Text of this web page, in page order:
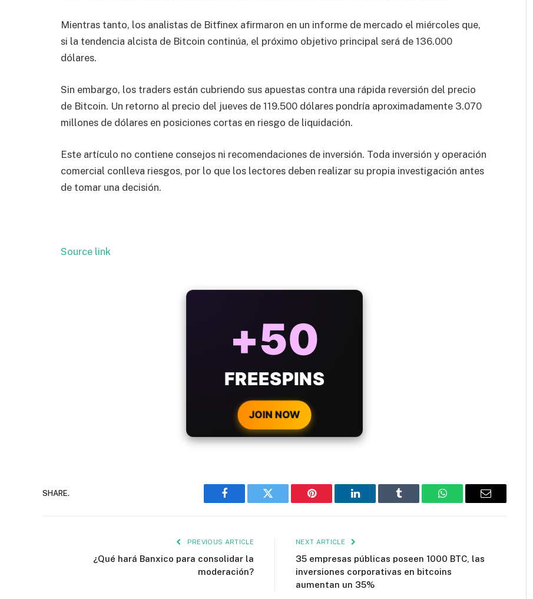
Mientras tanto, los analistas de Bitfinex afirmaron en un informe de mercado el miércoles que,
si la tendencia alcista de Bitcoin continúa, el próximo objetivo principal será de 136.000
dólares.
Sin embargo, los traders están cubriendo sus apuestas contra una rápida reversión del precio
de Bitcoin. Un retorno al precio del jueves de 119.500 dólares pondría aproximadamente 3.070
millones de dólares en posiciones cortas en riesgo de liquidación.
Este artículo no contiene consejos ni recomendaciones de inversión. Toda inversión y operación
comercial conlleva riesgos, por lo que los lectores deben realizar su propia investigación antes
de tomar una decisión.
Source link
BONUS
WITH EVERY
CRYPTO DEPOSIT!
JOIN NOW
SHARE.
Facebook Twitter Pinterest LinkedIn Tumblr WhatsAppEmail
PREVIOUS ARTICLE
¿Qué hará Banxico para consolidar la
moderación?
NEXT ARTICLE
35 empresas públicas poseen 1000 BTC, las
inversiones corporativas en bitcoins
aumentan un 35%